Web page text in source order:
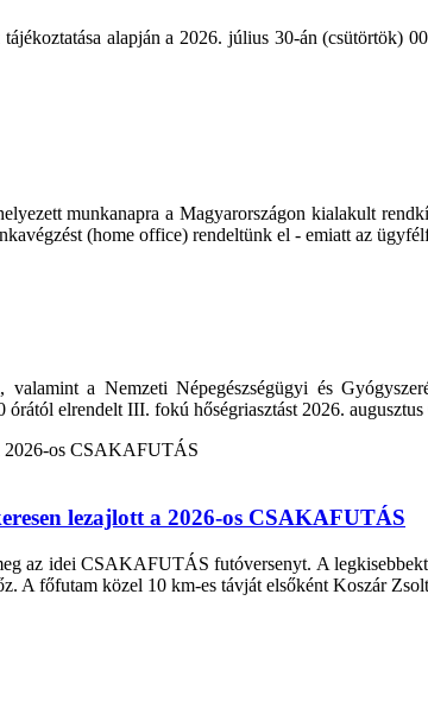
alapján a 2026. július 30-án (csütörtök)
munkanapra a Magyarországon kialakult
(home office) rendeltünk el - emiatt az
a Nemzeti Népegészségügyi és
elrendelt III. fokú hőségriasztást 2026.
lezajlott a 2026-os CSAKAFUTÁS
az idei CSAKAFUTÁS futóversenyt. A
A főfutam közel 10 km-es távját elsőként Koszár